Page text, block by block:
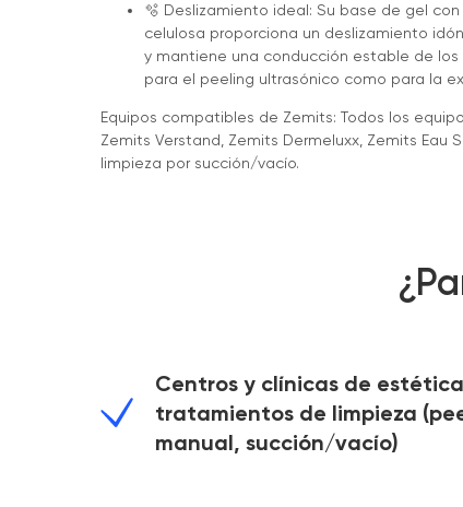
🫧 Deslizamiento ideal: Su base de gel
celulosa proporciona un deslizamiento
y mantiene una conducción estable de
para el peeling ultrasónico como para la
Equipos compatibles de Zemits: Todos los
Zemits Verstand, Zemits Dermeluxx, Zemits Eau
limpieza por succión/vacío.
Centros y clínicas de
tratamientos de limpieza
manual, succión/vacío)